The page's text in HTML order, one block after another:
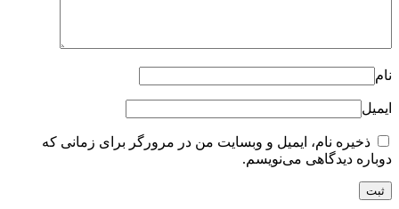
نام
ایمیل
ذخیره نام، ایمیل و وبسایت من در مرورگر برای زمانی که
دوباره دیدگاهی می‌نویسم.